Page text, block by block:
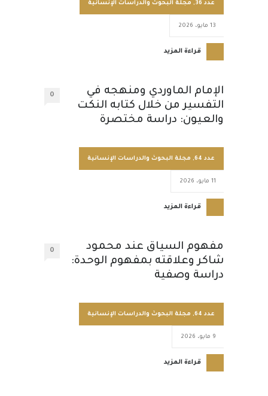
عدد 36 , مجلة البحوث والدراسات الإنسانية
13 مايو، 2026
قراءة المزيد
الإمام الماوردي ومنهجه في
التفسير من خلال كتابه النكت
والعيون: دراسة مختصرة
0
عدد 64 , مجلة البحوث والدراسات الإنسانية
11 مايو، 2026
قراءة المزيد
مفهوم السياق عند محمود
شاكر وعلاقته بمفهوم الوحدة:
دراسة وصفية
0
عدد 64 , مجلة البحوث والدراسات الإنسانية
9 مايو، 2026
قراءة المزيد